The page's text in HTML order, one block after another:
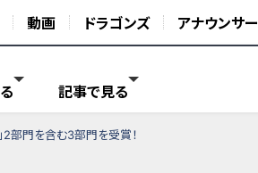
動画 ドラゴンズ アナウンサー
記事で見る
2部門を含む3部門を受賞！